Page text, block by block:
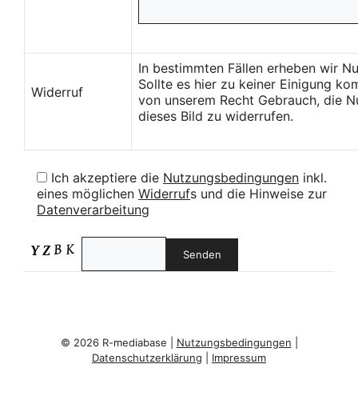
Widerruf
In bestimmten Fällen erheben wir
Sollte es hier zu keiner Einigung
von unserem Recht Gebrauch, die
dieses Bild zu widerrufen.
Ich akzeptiere die Nutzungsbedingungen inkl.
eines möglichen Widerrufs und die Hinweise zur
Datenverarbeitung
© 2026 R-mediabase | Nutzungsbedingungen
Datenschutzerklärung
Impressum